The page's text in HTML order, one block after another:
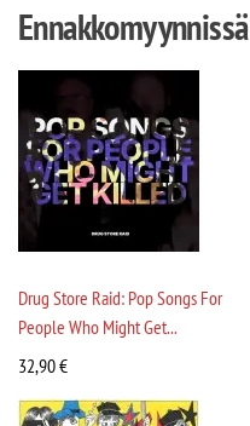
Ennakkomyynnissä
Drug Store Raid: Pop Songs For
People Who Might Get...
32,90€